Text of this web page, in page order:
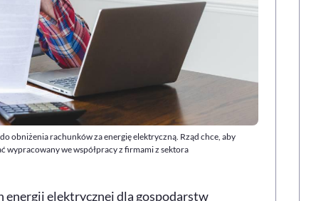
obniżenia rachunków za energię elektryczną. Rząd chce, aby
wypracowany we współpracy z firmami z sektora
energii elektrycznej dla gospodarstw